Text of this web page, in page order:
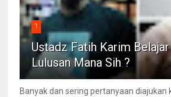
1
Ustadz Fatih Karim
Lulusan Mana Sih ?
Banyak dan sering pertanyaan diajukan